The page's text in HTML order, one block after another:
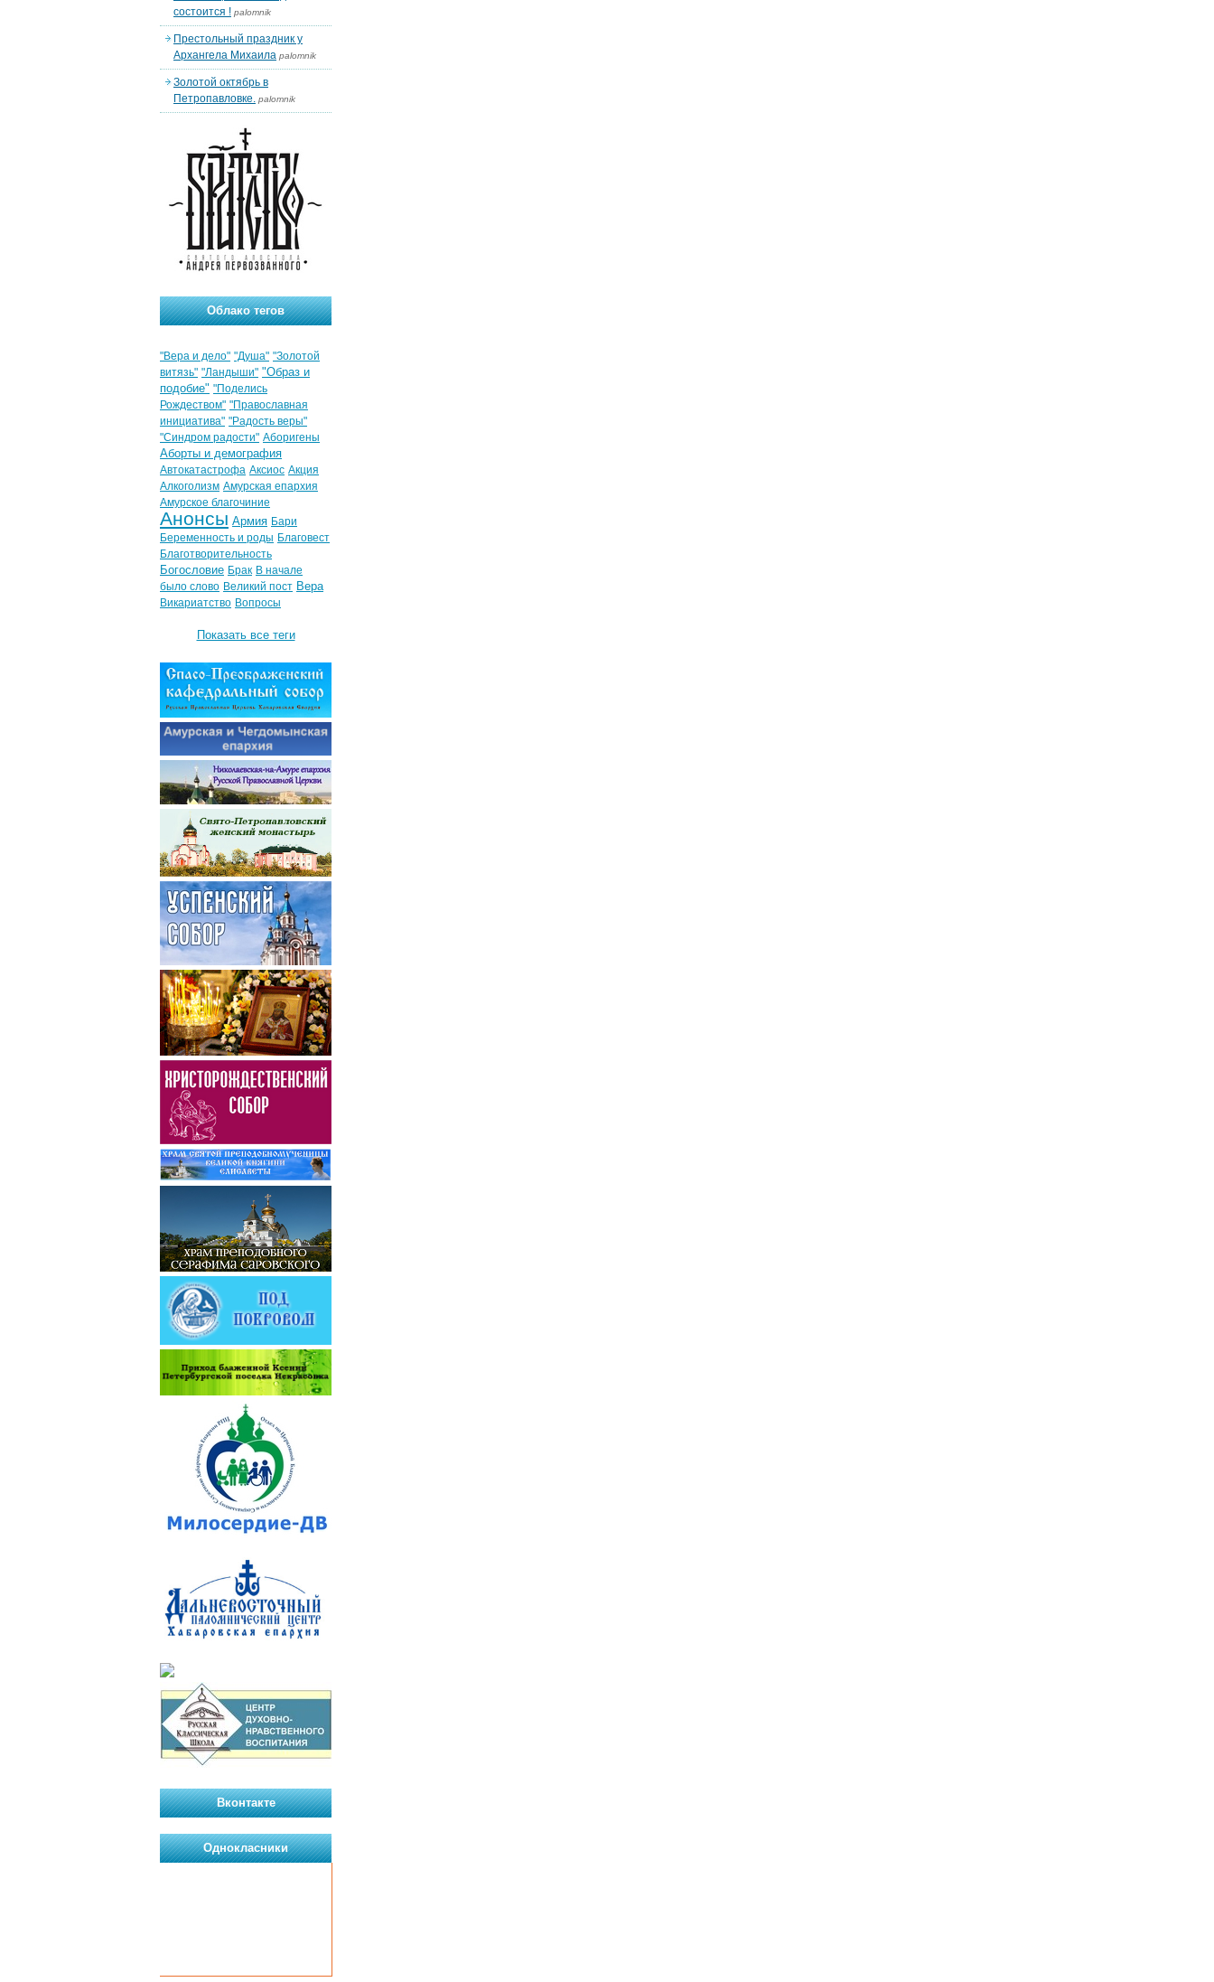
состоится ! palomnik
Престольный праздник у
Архангела Михаила palomnik
Золотой октябрь в
Петропавловке. palomnik
Облако тегов
"Вера и дело" "Душа" "Золотой
витязь" "Ландыши" "Образ и
подобие" "Поделись
Рождеством" "Православная
инициатива" "Радость веры"
"Синдром радости" Аборигены
Аборты и демография
Автокатастрофа Аксиос Акция
Алкоголизм Амурская епархия
Амурское благочиние
Анонсы Армия Бари
Беременность и роды Благовест
Благотворительность
Богословие Брак В начале
было слово Великий пост Вера
Викариатство Вопросы
Показать все теги
Вконтакте
Однокласники